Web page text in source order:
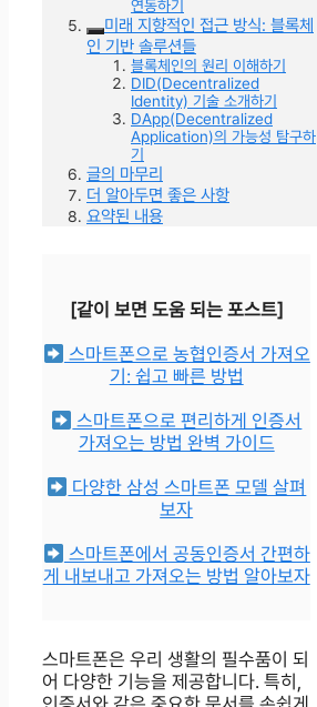
연동하기
미래 지향적인 접근 방식: 블록체
인 기반 솔루션들
블록체인의 원리 이해하기
DID(Decentralized
Identity) 기술 소개하기
DApp(Decentralized
Application)의 가능성 탐구하
기
글의 마무리
더 알아두면 좋은 사항
요약된 내용
[같이 보면 도움 되는 포스트]
스마트폰으로 농협인증서 가져오
기: 쉽고 빠른 방법
스마트폰으로 편리하게 인증서
가져오는 방법 완벽 가이드
다양한 삼성 스마트폰 모델 살펴
보자
스마트폰에서 공동인증서 간편하
게 내보내고 가져오는 방법 알아보자
스마트폰은 우리 생활의 필수품이 되
어 다양한 기능을 제공합니다. 특히,